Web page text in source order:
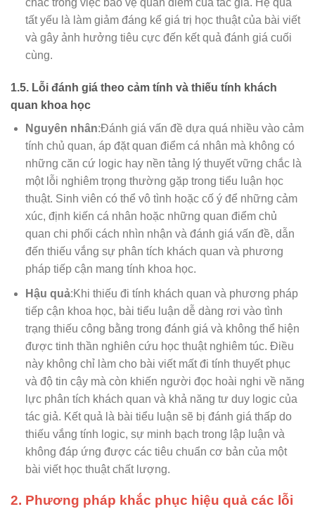
chắc trong việc bảo vệ quan điểm của tác giả. Hệ quả
tất yếu là làm giảm đáng kể giá trị học thuật của bài viết
và gây ảnh hưởng tiêu cực đến kết quả đánh giá cuối
cùng.
1.5. Lỗi đánh giá theo cảm tính và thiếu tính khách
quan khoa học
Nguyên nhân:Đánh giá vấn đề dựa quá nhiều vào cảm
tính chủ quan, áp đặt quan điểm cá nhân mà không có
những căn cứ logic hay nền tảng lý thuyết vững chắc là
một lỗi nghiêm trọng thường gặp trong tiểu luận học
thuật. Sinh viên có thể vô tình hoặc cố ý để những cảm
xúc, định kiến cá nhân hoặc những quan điểm chủ
quan chi phối cách nhìn nhận và đánh giá vấn đề, dẫn
đến thiếu vắng sự phân tích khách quan và phương
pháp tiếp cận mang tính khoa học.
Hậu quả:Khi thiếu đi tính khách quan và phương pháp
tiếp cận khoa học, bài tiểu luận dễ dàng rơi vào tình
trạng thiếu công bằng trong đánh giá và không thể hiện
được tinh thần nghiên cứu học thuật nghiêm túc. Điều
này không chỉ làm cho bài viết mất đi tính thuyết phục
và độ tin cậy mà còn khiến người đọc hoài nghi về năng
lực phân tích khách quan và khả năng tư duy logic của
tác giả. Kết quả là bài tiểu luận sẽ bị đánh giá thấp do
thiếu vắng tính logic, sự minh bạch trong lập luận và
không đáp ứng được các tiêu chuẩn cơ bản của một
bài viết học thuật chất lượng.
2. Phương pháp khắc phục hiệu quả các lỗi